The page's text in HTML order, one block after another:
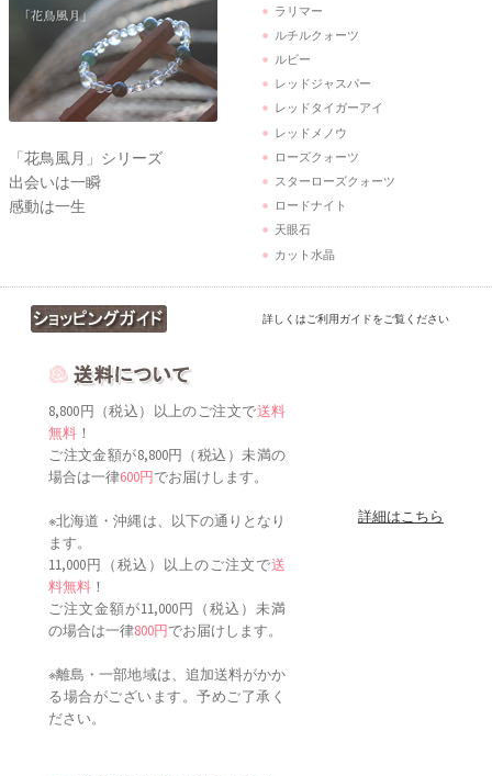
「花鳥風月」シリーズ
出会いは一瞬
感動は一生
ラリマー
ルチルクォーツ
ルビー
レッドジャスパー
レッドタイガーアイ
レッドメノウ
ローズクォーツ
スターローズクォーツ
ロードナイト
天眼石
カット水晶
詳しくはご利用ガイドをご覧ください
8,800円（税込）以上のご注文で送料
無料 ！
ご注文金額が8,800円（税込）未満の
場合は一律600円でお届けします。
※北海道・沖縄は、以下の通りとなり
ます。
11,000円（税込）以上のご注文で送
料無料 ！
ご注文金額が11,000円（税込）未満
の場合は一律800円でお届けします。
※離島・一部地域は、追加送料がかか
る場合がございます。予めご了承く
ださい。
詳細はこちら